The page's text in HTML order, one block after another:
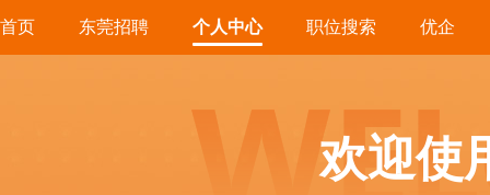
首页 东莞招聘 个人中心 职位搜索 优企
欢迎使